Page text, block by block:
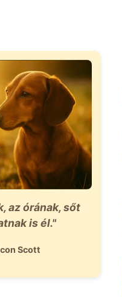
az órának, sőt
is él."
Scott